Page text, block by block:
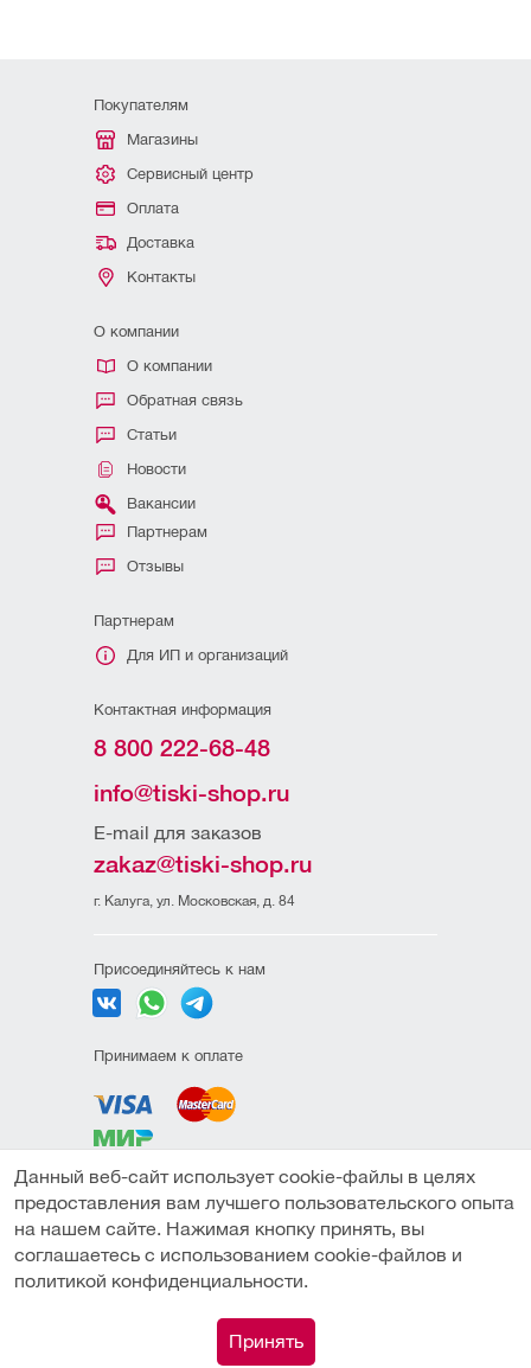
Под заказ
Покупателям
Магазины
Сервисный центр
Оплата
Доставка
Контакты
О компании
О компании
Обратная связь
Статьи
Новости
Вакансии
Партнерам
Отзывы
Партнерам
Для ИП и организаций
Контактная информация
8 800 222-68-48
info@tiski-shop.ru
E-mail для заказов
zakaz@tiski-shop.ru
г. Калуга, ул. Московская, д. 84
Присоединяйтесь к нам
Принимаем к оплате
конфиденциальности
соглашение
Публичная оферта
© Компания "ТИСКИ" (ИП Амиров М.М.) 2026
Поиск
Данный веб-сайт использует cookie-файлы в целях
предоставления вам лучшего пользовательского опыта
на нашем сайте. Нажимая кнопку принять, вы
соглашаетесь с использованием cookie-файлов и
политикой конфиденциальности.
Принять